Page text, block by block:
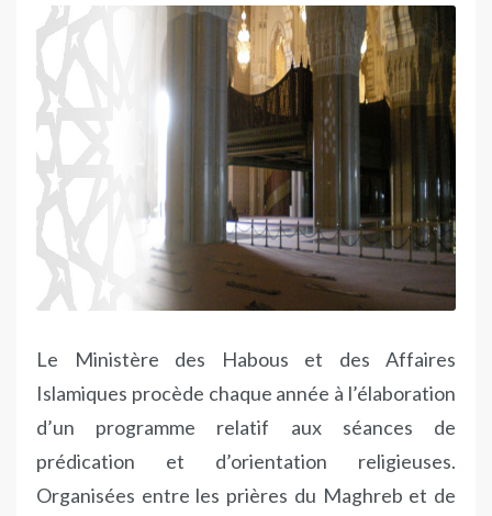
Le Ministère des Habous et des Affaires
Islamiques procède chaque année à l’élaboration
d’un programme relatif aux séances de
prédication et d’orientation religieuses.
Organisées entre les prières du Maghreb et de